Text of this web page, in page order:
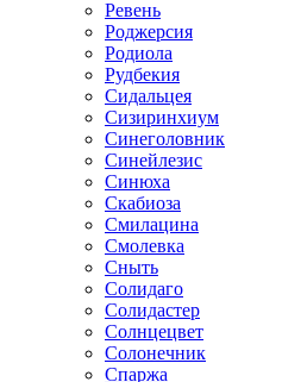
Ревень
Роджерсия
Родиола
Рудбекия
Сидальцея
Сизиринхиум
Синеголовник
Синейлезис
Синюха
Скабиоза
Смилацина
Смолевка
Сныть
Солидаго
Солидастер
Солнцецвет
Солонечник
Спаржа